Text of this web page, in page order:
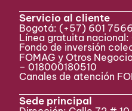
Servicio al cliente
Bogotá: (+57) 601
Línea gratuita nacional:
Fondo de inversión
FOMAG y Otros
– 018000180510
Canales de atención
Sede principal